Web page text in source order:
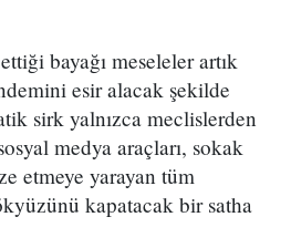
bayağı meseleler artık
esir alacak şekilde
sirk yalnızca meclislerden
medya araçları, sokak
etmeye yarayan tüm
kapatacak bir satha